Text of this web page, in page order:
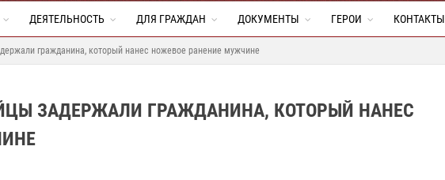
ДЕЯТЕЛЬНОСТЬ ДЛЯ ГРАЖДАН ДОКУМЕНТЫ ГЕРОИ КОНТАКТЫ
гражданина, который нанес ножевое ранение мужчине
ЗАДЕРЖАЛИ ГРАЖДАНИНА, КОТОРЫЙ НАНЕС